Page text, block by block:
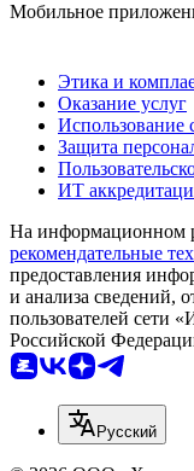
Мобильное
Этика и
Оказание услуг
Использование
Защита
ИТ
На информационном
рекомендательные
предоставления
и анализа сведений,
пользователей сети
Российской
Русский